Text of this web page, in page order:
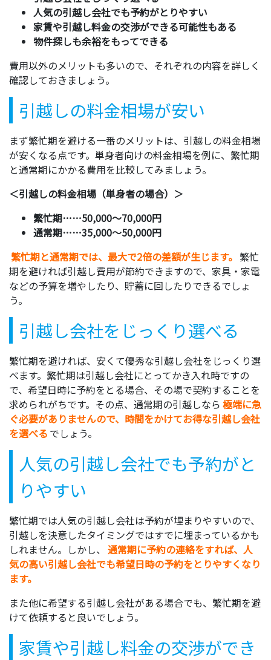
人気の引越し会社でも予約がとりやすい
家賃や引越し料金の交渉ができる可能性もある
物件探しも余裕をもってできる
費用以外のメリットも多いので、それぞれの内容を詳しく
確認しておきましょう。
引越しの料金相場が安い
まず繁忙期を避ける一番のメリットは、引越しの料金相場
が安くなる点です。単身者向けの料金相場を例に、繁忙期
と通常期にかかる費用を比較してみましょう。
＜引越しの料金相場（単身者の場合）＞
繁忙期⋯⋯50,000～70,000円
通常期⋯⋯35,000～50,000円
繁忙期と通常期では、最大で2倍の差額が生じます。 繁忙
期を避ければ引越し費用が節約できますので、家具・家電
などの予算を増やしたり、貯蓄に回したりできるでしょ
う。
引越し会社をじっくり選べる
繁忙期を避ければ、安くて優秀な引越し会社をじっくり選
べます。繁忙期は引越し会社にとってかき入れ時ですの
で、希望日時に予約をとる場合、その場で契約することを
求められがちです。その点、通常期の引越しなら 極端に急
ぐ必要がありませんので、時間をかけてお得な引越し会社
を選べる でしょう。
人気の引越し会社でも予約がと
りやすい
繁忙期では人気の引越し会社は予約が埋まりやすいので、
引越しを決意したタイミングではすでに埋まっているかも
しれません。しかし、 通常期に予約の連絡をすれば、人
気の高い引越し会社でも希望日時の予約をとりやすくなり
ます。
また他に希望する引越し会社がある場合でも、繁忙期を避
けて依頼すると良いでしょう。
家賃や引越し料金の交渉ができ